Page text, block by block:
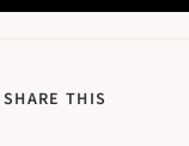
THIS